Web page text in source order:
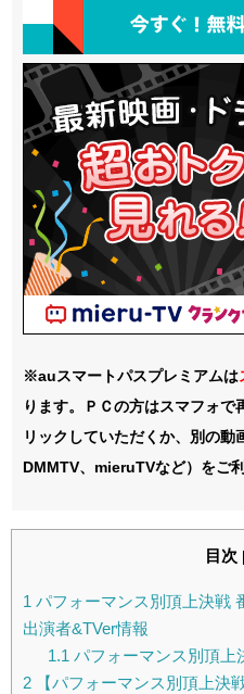
※auスマートパスプレミアムは
ります。ＰＣの方はスマフォで
リックしていただくか、別の動
DMMTV、mieruTVなど）をご
目次
1 パフォーマンス別頂上決戦
出演者&TVer情報
1.1パフォーマンス別頂上
2 【パフォーマンス別頂上決